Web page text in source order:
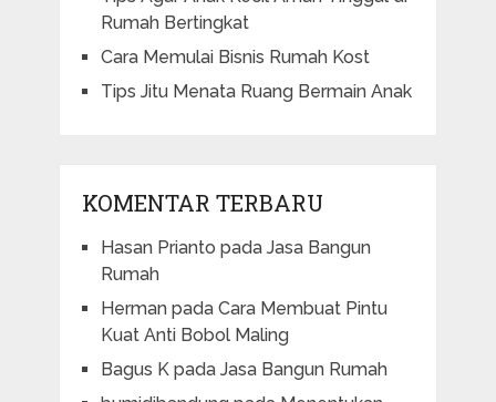
Rumah Bertingkat
Cara Memulai Bisnis Rumah Kost
Tips Jitu Menata Ruang Bermain Anak
KOMENTAR TERBARU
Hasan Prianto pada Jasa Bangun
Rumah
Hermanpada Cara Membuat Pintu
Kuat Anti Bobol Maling
Bagus Kpada Jasa Bangun Rumah